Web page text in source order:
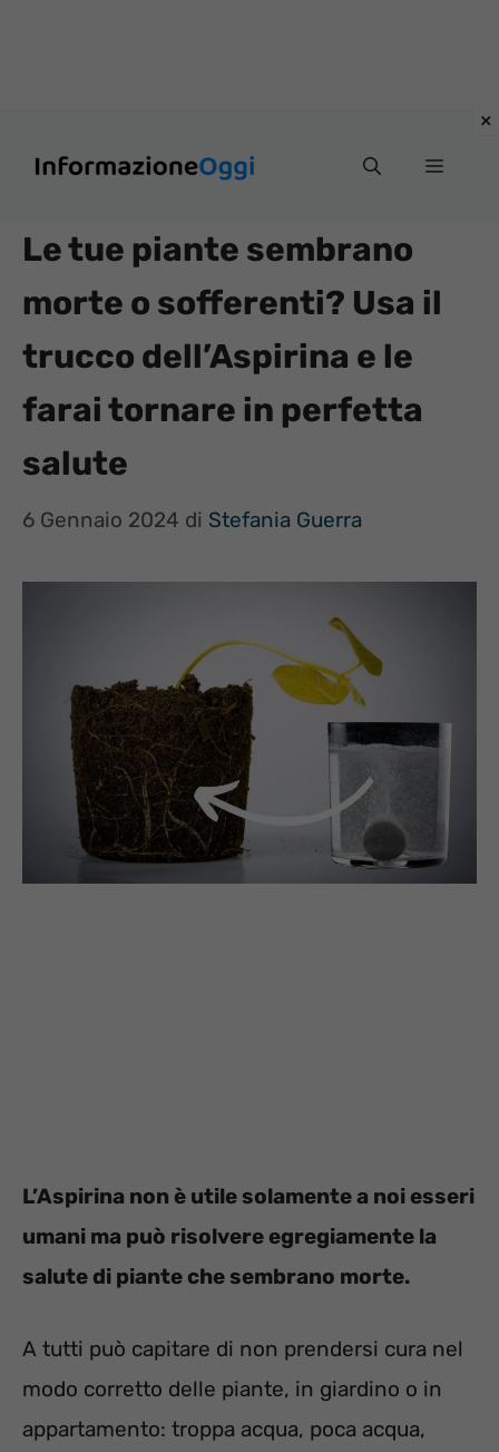
Menu
Le tue piante sembrano
morte o sofferenti? Usa il
trucco dell’Aspirina e le
farai tornare in perfetta
salute
6 Gennaio 2024 di Stefania Guerra
L’Aspirina non è utile solamente a noi esseri
umani ma può risolvere egregiamente la
salute di piante che sembrano morte.
A tutti può capitare di non prendersi cura nel
modo corretto delle piante, in giardino o in
appartamento: troppa acqua, poca acqua,